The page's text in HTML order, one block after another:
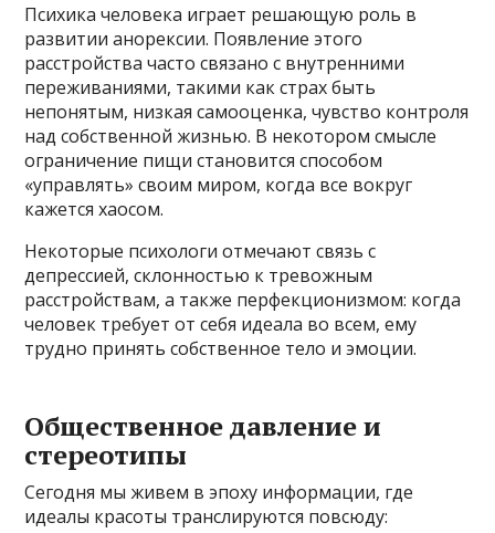
Психика человека играет решающую роль в
развитии анорексии. Появление этого
расстройства часто связано с внутренними
переживаниями, такими как страх быть
непонятым, низкая самооценка, чувство контроля
над собственной жизнью. В некотором смысле
ограничение пищи становится способом
«управлять» своим миром, когда все вокруг
кажется хаосом.
Некоторые психологи отмечают связь с
депрессией, склонностью к тревожным
расстройствам, а также перфекционизмом: когда
человек требует от себя идеала во всем, ему
трудно принять собственное тело и эмоции.
Общественное давление и
стереотипы
Сегодня мы живем в эпоху информации, где
идеалы красоты транслируются повсюду: